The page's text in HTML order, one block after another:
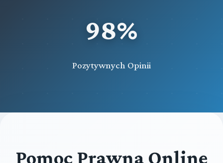
98%
Pozytywnych Opinii
Pomoc Prawna Online